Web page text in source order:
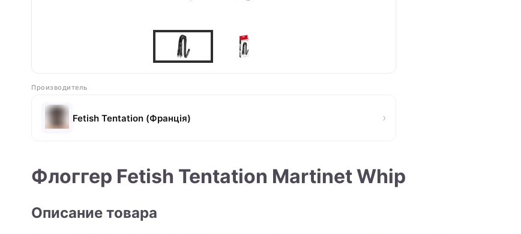
Производитель
Fetish Tentation (Франція) ›
Флоггер Fetish Tentation Martinet Whip
Описание товара